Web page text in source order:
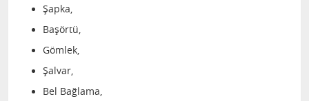
Şapka,
Başörtü,
Gömlek,
Şalvar,
Bel Bağlama,